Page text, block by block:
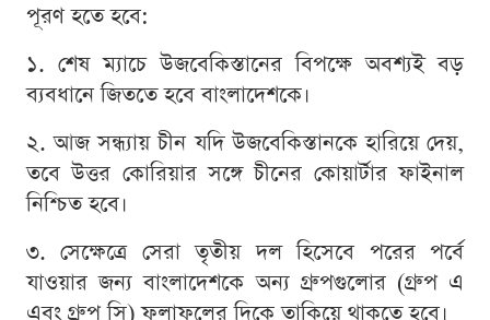
পূরণ হতে হবে:
১. শেষ ম্যাচে উজবেকিস্তানের বিপক্ষে অবশ্যই বড়
ব্যবধানে জিততে হবে বাংলাদেশকে।
২. আজ সন্ধ্যায় চীন যদি উজবেকিস্তানকে হারিয়ে দেয়,
তবে উত্তর কোরিয়ার সঙ্গে চীনের কোয়ার্টার ফাইনাল
নিশ্চিত হবে।
৩. সেক্ষেত্রে সেরা তৃতীয় দল হিসেবে পরের পর্বে
যাওয়ার জন্য বাংলাদেশকে অন্য গ্রুপগুলোর (গ্রুপ এ